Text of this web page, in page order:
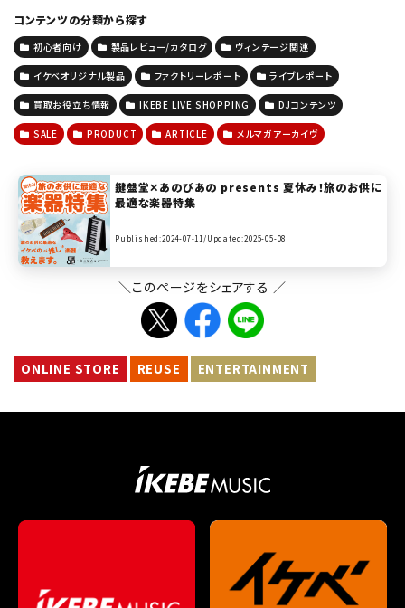
コンテンツの分類から探す
初心者向け 製品レビュー/カタログ ヴィンテージ関連
イケベオリジナル製品 ファクトリーレポート ライブレポート
買取お役立ち情報 IKEBE LIVE SHOPPING DJコンテンツ
SALE PRODUCT ARTICLE メルマガアーカイヴ
鍵盤堂✕あのぴあの presents 夏休み！旅のお供に
最適な楽器特集
Published:2024-07-11/Updated:2025-05-08
＼このページをシェアする ／
ONLINE STORE REUSE ENTERTAINMENT